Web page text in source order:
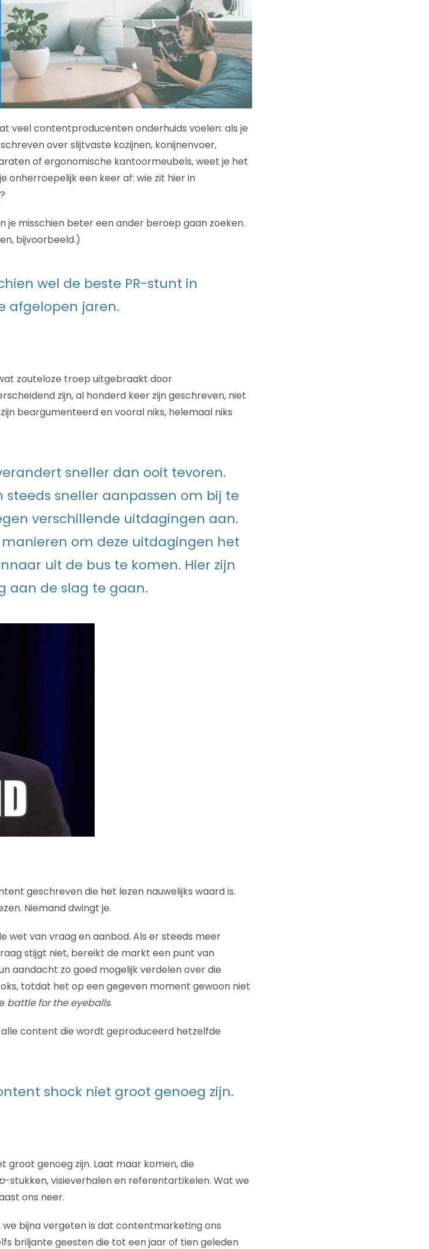
veel contentproducenten onderhuids voelen: als je
over slijtvaste kozijnen, konijnenvoer,
of ergonomische kantoormeubels, weet je het
onherroepelijk een keer af: wie zit hier in
je misschien beter een ander beroep gaan zoeken.
bijvoorbeeld.)
wel de beste PR-stunt in
afgelopen jaren.
zouteloze troep uitgebraakt door
zijn, al honderd keer zijn geschreven, niet
beargumenteerd en vooral niks, helemaal niks
sneller dan ooit tevoren.
steeds sneller aanpassen om bij te
verschillende uitdagingen aan.
om deze uitdagingen het
uit de bus te komen. Hier zijn
aan de slag te gaan.
geschreven die het lezen nauwelijks waard is.
Niemand dwingt je.
wet van vraag en aanbod. Als er steeds meer
stijgt niet, bereikt de markt een punt van
aandacht zo goed mogelijk verdelen over die
totdat het op een gegeven moment gewoon niet
battle for the eyeballs.
content die wordt geproduceerd hetzelfde
shock niet groot genoeg zijn.
genoeg zijn. Laat maar komen, die
-stukken, visieverhalen en referentartikelen. Wat we
ons neer.
bijna vergeten is dat contentmarketing ons
briljante geesten die tot een jaar of tien geleden